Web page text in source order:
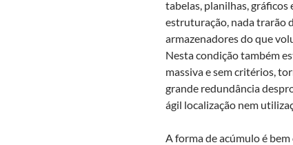
tabelas, planilhas, gráficos
estruturação, nada trarão
armazenadores do que
Nesta condição também
massiva e sem critérios,
grande redundância
ágil localização nem
A forma de acúmulo é